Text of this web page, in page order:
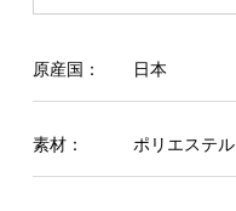
原産国： 日本
素材： ポリエステル